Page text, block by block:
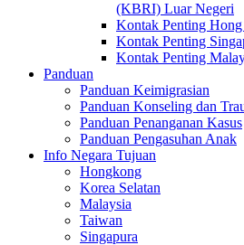
(KBRI) Luar Negeri
Kontak Penting
Kontak Penting
Kontak Penting
Panduan
Panduan Keimigrasian
Panduan Konseling dan
Panduan Penanganan Kasus
Panduan Pengasuhan Anak
Info Negara Tujuan
Hongkong
Korea Selatan
Malaysia
Taiwan
Singapura